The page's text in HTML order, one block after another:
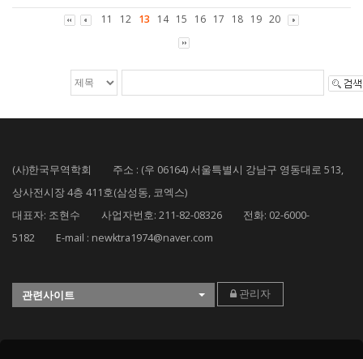
11
12 13 14 15 16 17 18 19 20
(사)한국무역학회 주소 : (우 06164) 서울특별시 강남구 영동대로 513,
상사전시장 4층 411호(삼성동, 코엑스)
대표자: 조현수 사업자번호: 211-82-08326 전화: 02-6000-
5182 E-mail : newktra1974@naver.com
관련사이트 관리자